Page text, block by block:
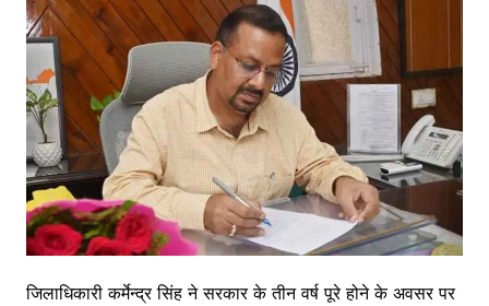
जिलाधिकारी कर्मेन्द्र सिंह ने सरकार के तीन वर्ष पूरे होने के अवसर पर